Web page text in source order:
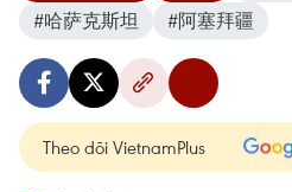
#哈萨克斯坦
#阿塞拜疆
Theo dõi VietnamPlus